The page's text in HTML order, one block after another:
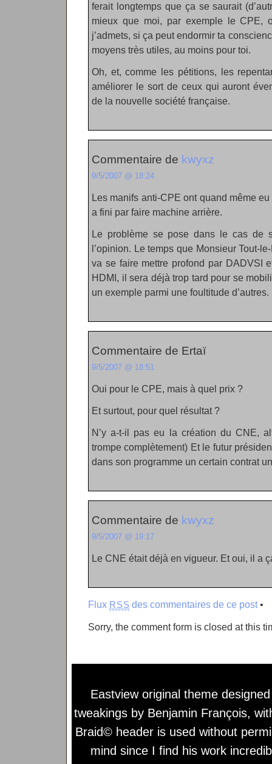
ferait longtemps que ça se saurait
mieux que moi, par exemple le CPE,
j’admets, si ça peut endormir ta
moyens très utiles, au moins pour toi.
Oh, et, comme les pétitions, les
améliorer le sort de ceux qui auront
de la nouvelle société française.
Commentaire de kwyxz
9/5/2007 @ 18:24
Les manifs anti-CPE ont quand même
a fini par faire machine arrière.
Le problème se pose dans le cas de
l’opinion. Le temps que Monsieur Tout-
va se faire mettre profond par DADVSI
HDMI, il sera déjà trop tard pour se
un exemple parmi une foultitude d’autres.
Commentaire de Ertaï
9/5/2007 @ 18:51
Oui pour le CPE, mais à quel prix ?
Et surtout, pour quel résultat ?
N’y a-t-il pas eu la création du CNE,
trompe complètement) Et le futur
dans son programme un certain contrat
Commentaire de kwyxz
9/5/2007 @ 19:17
Le CNE était déjà en vigueur. Et oui, il a
Flux RSS des commentaires de ce post•
Sorry, the comment form is closed at this
Eastview original theme
tweakings by Benjamin François,
Braid© header is used without
mind since I find his work